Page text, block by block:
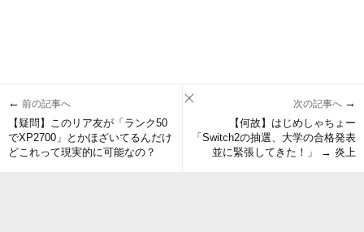
← 前の記事へ
【疑問】このリア友が「ランク50
でXP2700」とかほざいてるんだけ
どこれって現実的に可能なの？
次の記事へ →
【何故】はじめしゃちょー
「Switch2の抽選、大学の合格発表
並に緊張してきた！」 → 炎上